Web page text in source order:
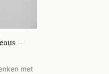
–
met